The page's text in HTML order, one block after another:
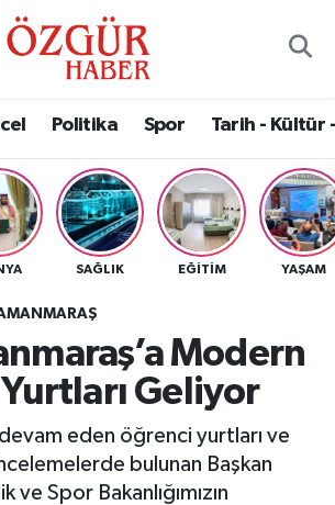
Politika Spor Tarih - Kültür
SAĞLIK EĞITIM YAŞAM
Modern
Geliyor
devam eden öğrenci yurtları ve
bulunan Başkan
Spor Bakanlığımızın
Durumu ve Fikstür